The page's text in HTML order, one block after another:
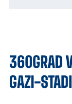
360GRAD
GAZI-